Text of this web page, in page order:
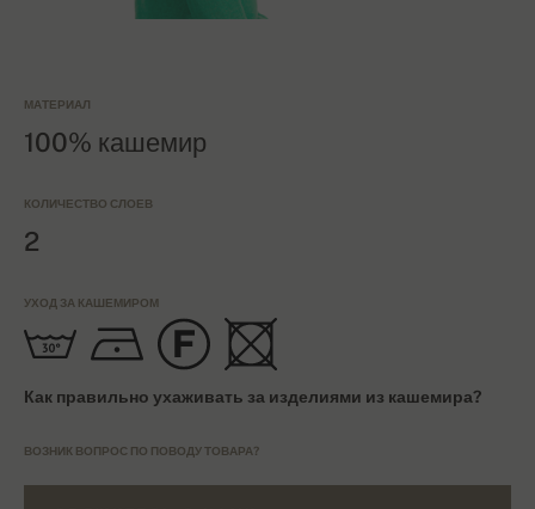
МАТЕРИАЛ
100% кашемир
КОЛИЧЕСТВО СЛОЕВ
2
УХОД ЗА КАШЕМИРОМ
Как правильно ухаживать за изделиями из кашемира?
ВОЗНИК ВОПРОС ПО ПОВОДУ ТОВАРА?